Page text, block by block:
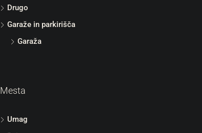
Drugo
Garaže in parkirišča
Garaža
Mesta
Umag